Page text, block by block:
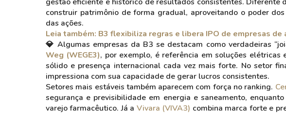
construir patrimônio de forma gradual, aproveitando o poder
das ações.
Leia também: B3 flexibiliza regras e libera IPO de empresas
💎 Algumas empresas da B3 se destacam como verdadeiras
Weg (WEGE3), por exemplo, é referência em soluções
sólido e presença internacional cada vez mais forte. No setor
impressiona com sua capacidade de gerar lucros consistentes.
Setores mais estáveis também aparecem com força no ranking.
segurança e previsibilidade em energia e saneamento, enquanto
varejo farmacêutico. Já a Vivara (VIVA3) combina marca forte e